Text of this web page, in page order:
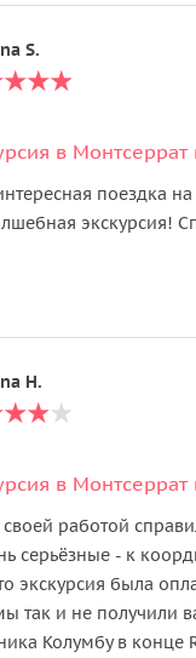
S.
в
поездка
экскурсия!
H.
в
работой
серьёзные - к
экскурсия была
так и не получили
Колумбу в конце